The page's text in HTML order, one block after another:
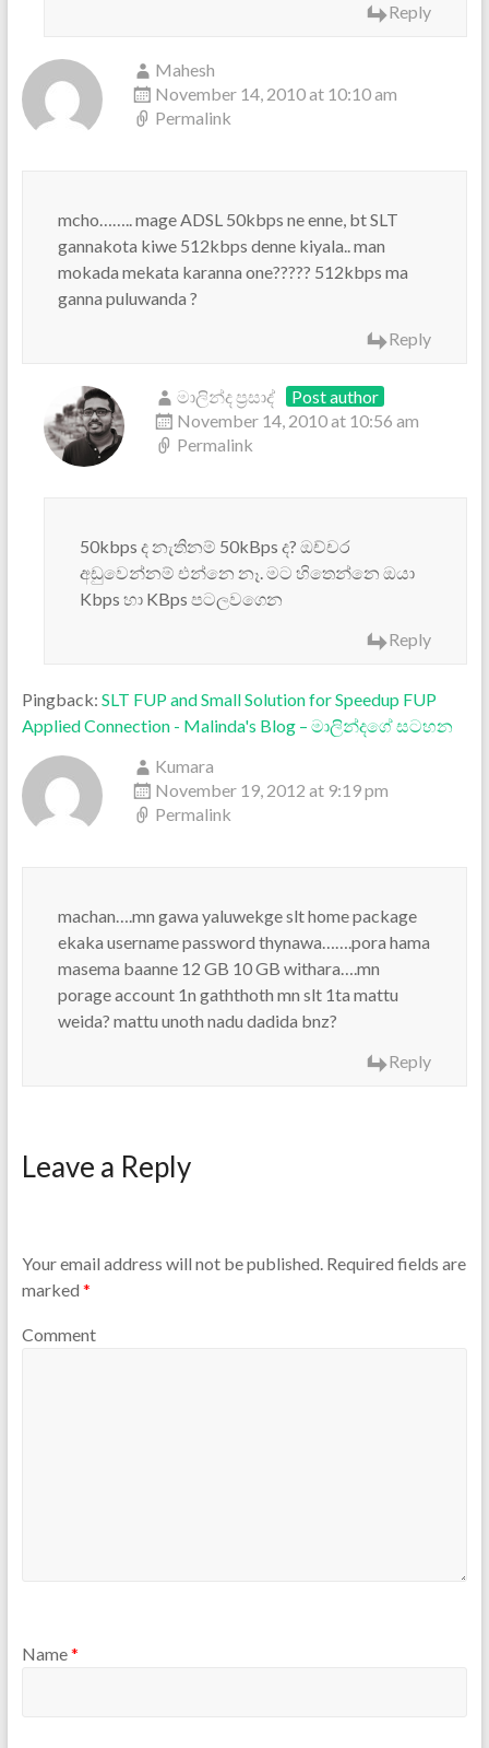
Reply
Mahesh
November 14, 2010 at 10:10 am
Permalink
mcho…….. mage ADSL 50kbps ne enne, bt SLT
gannakota kiwe 512kbps denne kiyala.. man
mokada mekata karanna one????? 512kbps ma
ganna puluwanda ?
Reply
මාලින්ද ප්‍රසාද්
Post author
November 14, 2010 at 10:56 am
Permalink
50kbps ද නැතිනම් 50kBps ද? ඔච්චර
අඩුවෙන්නම් එන්නෙ නෑ. මට හිතෙන්නෙ ඔයා
Kbps හා KBps පටලවගෙන
Reply
Pingback: SLT FUP and Small Solution for Speedup FUP
Applied Connection - Malinda's Blog – මාලින්දගේ සටහන
Kumara
November 19, 2012 at 9:19 pm
Permalink
machan….mn gawa yaluwekge slt home package
ekaka username password thynawa…….pora hama
masema baanne 12 GB 10 GB withara….mn
porage account 1n gaththoth mn slt 1ta mattu
weida? mattu unoth nadu dadida bnz?
Reply
Leave a Reply
Your email address will not be published. Required fields are
marked *
Comment
Name*